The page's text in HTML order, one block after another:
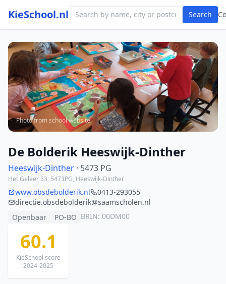
KieSchool.nl Search
Photo from school website
De Bolderik Heeswijk-Dinther
Heeswijk-Dinther · 5473 PG
Het Geleer 33, 5473PG, Heeswijk-Dinther
www.obsdebolderik.nl
0413-293055
directie.obsdebolderik@saamscholen.nl
Openbaar
PO-BO BRIN: 00DM00
60.1
KieSchool score
2024-2025